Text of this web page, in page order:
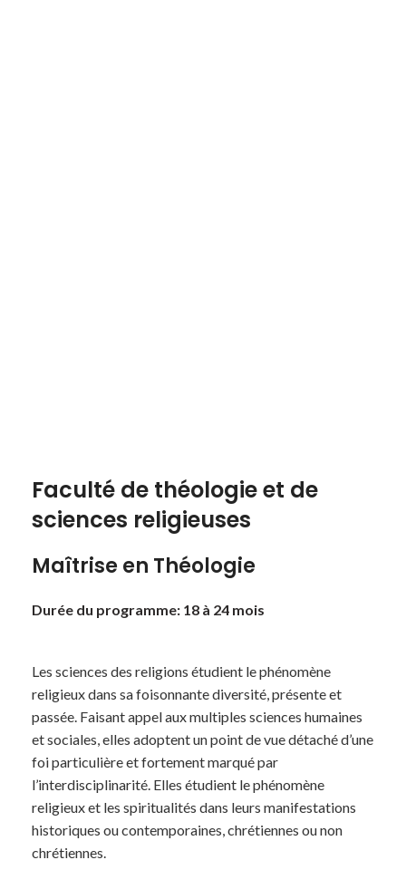
Faculté de théologie et de
sciences religieuses
Maîtrise en Théologie
Durée du programme: 18 à 24 mois
Les sciences des religions étudient le phénomène
religieux dans sa foisonnante diversité, présente et
passée. Faisant appel aux multiples sciences humaines
et sociales, elles adoptent un point de vue détaché d’une
foi particulière et fortement marqué par
l’interdisciplinarité. Elles étudient le phénomène
religieux et les spiritualités dans leurs manifestations
historiques ou contemporaines, chrétiennes ou non
chrétiennes.